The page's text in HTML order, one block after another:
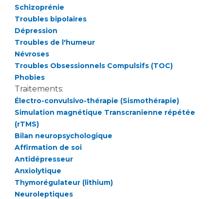
Salon des familles
Transports sanitaires
Vos droits, vos devoirs
Handicap
Handi 13
Pôle Médecine Physique et Réadaptation
Accueil sourds et malentendants
Charte Romain Jacob
Mouvement Parcours Handicap 13
Activité physique
Les structures de recherche
Écoles et Instituts de Formation
Plateforme des internes
Professionnels de santé
Adresser un patient
Réseaux de soins
Adresser un examen au Laboratoire de Biologie
Médicale
Radiologie / Imagerie
Schizoprénie
Troubles bipolaires
Dépression
Troubles de l'humeur
Névroses
Troubles Obsessionnels Compulsifs (TOC)
Phobies
Traitements:
Électro-convulsivo-thérapie (Sismothérapie)
Simulation magnétique Transcranienne répétée
(rTMS)
Bilan neuropsychologique
Affirmation de soi
Antidépresseur
Anxiolytique
Thymorégulateur (lithium)
Neuroleptiques